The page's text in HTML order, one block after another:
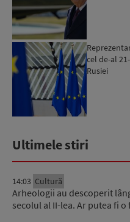
cel de-al
Rusiei
Ultimele stiri
14:03 Cultură
Arheologii au descoperit
secolul al II-lea. Ar putea fi